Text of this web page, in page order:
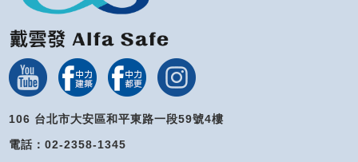
106 台北市大安區和平東路一段59號4樓
電話：02-2358-1345